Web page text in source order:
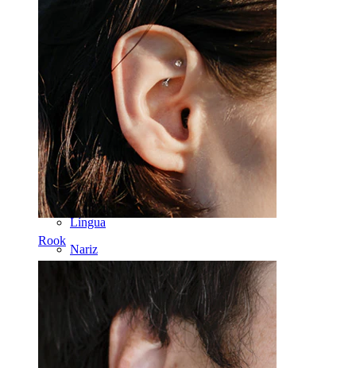
Rook
Industrial
Dermal
Orelha
Septo
Ouro 14k
Fake Piercings
Labret
Língua
Nariz
Tragos
Barbell
Rook